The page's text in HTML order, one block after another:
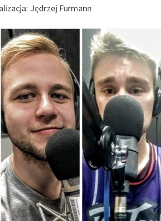
Jędrzej Furmann